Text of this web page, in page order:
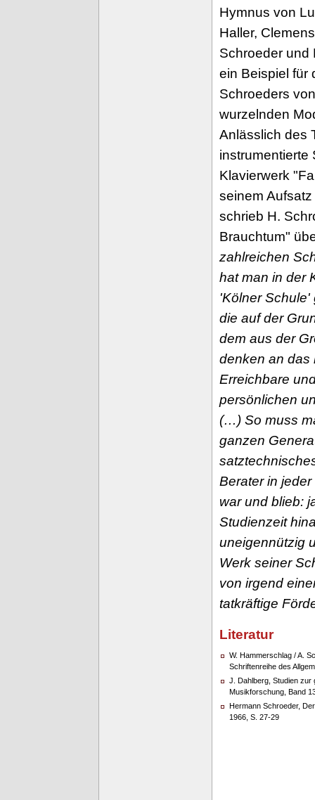
Hymnus von
Haller,
Schroeder und
ein Beispiel für
Schroeders
wurzelnden
Anlässlich des
instrumentierte
Klavierwerk
seinem
schrieb H.
Brauchtum"
zahlreichen
hat man in der
'Kölner
die auf der
dem aus der
denken an das
Erreichbare
persönlichen
(…) So muss
ganzen
Berater in
war und blieb:
Studienzeit
uneigennützig
Werk seiner
von irgend
tatkräftige
Literatur
W. Hammerschlag / A.
Schriftenreihe des
J. Dahlberg, Studien zur
Musikforschung, Band
Hermann Schroeder,
1966, S. 27-29